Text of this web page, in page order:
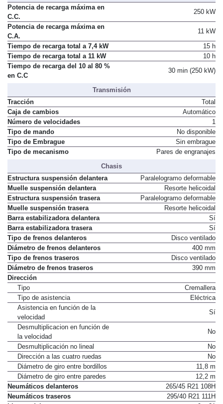
Potencia de recarga máxima en
C.C.
250 kW
Potencia de recarga máxima en
C.A.
11 kW
Tiempo de recarga total a 7,4 kW
15 h
Tiempo de recarga total a 11 kW
10 h
Tiempo de recarga del 10 al 80 %
en C.C
30 min (250 kW)
Transmisión
Tracción
Total
Caja de cambios
Automático
Número de velocidades
1
Tipo de mando
No disponible
Tipo de Embrague
Sin embrague
Tipo de mecanismo
Pares de engranajes
Chasis
Estructura suspensión delantera
Paralelogramo deformable
Muelle suspensión delantera
Resorte helicoidal
Estructura suspensión trasera
Paralelogramo deformable
Muelle suspensión trasera
Resorte helicoidal
Barra estabilizadora delantera
Sí
Barra estabilizadora trasera
Sí
Tipo de frenos delanteros
Disco ventilado
Diámetro de frenos delanteros
400 mm
Tipo de frenos traseros
Disco ventilado
Diámetro de frenos traseros
390 mm
Dirección
Tipo
Cremallera
Tipo de asistencia
Eléctrica
Asistencia en función de la
velocidad
Sí
Desmultiplicacion en función de
la velocidad
No
Desmultiplicación no lineal
No
Dirección a las cuatro ruedas
No
Diámetro de giro entre bordillos
11,8 m
Diámetro de giro entre paredes
12,2 m
Neumáticos delanteros
265/45 R21 108H
Neumáticos traseros
295/40 R21 111H